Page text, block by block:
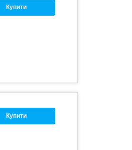
Купити
Купити